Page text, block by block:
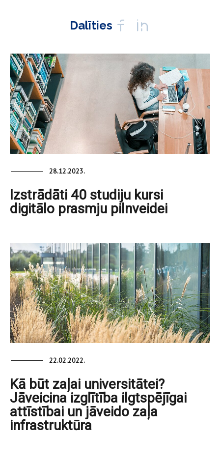
Dalīties
28.12.2023.
Izstrādāti 40 studiju kursi
digitālo prasmju pilnveidei
22.02.2022.
Kā būt zaļai universitātei?
Jāveicina izglītība ilgtspējīgai
attīstībai un jāveido zaļa
infrastruktūra